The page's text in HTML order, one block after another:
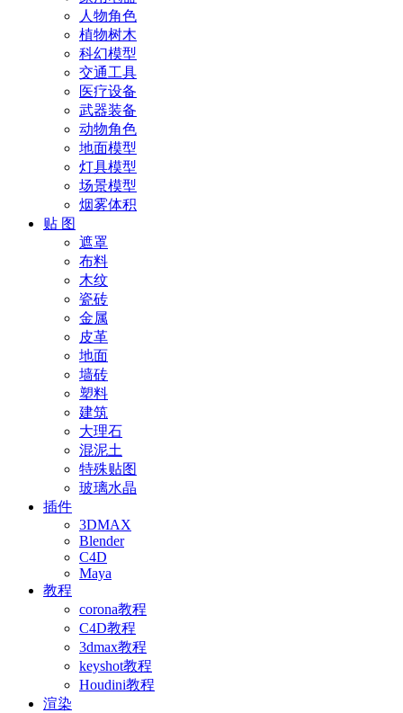
人物角色
植物树木
科幻模型
交通工具
医疗设备
武器装备
动物角色
地面模型
灯具模型
场景模型
烟雾体积
贴 图
遮罩
布料
木纹
瓷砖
金属
皮革
地面
墙砖
塑料
建筑
大理石
混泥土
特殊贴图
玻璃水晶
插件
3DMAX
Blender
C4D
Maya
教程
corona教程
C4D教程
3dmax教程
keyshot教程
Houdini教程
渲染